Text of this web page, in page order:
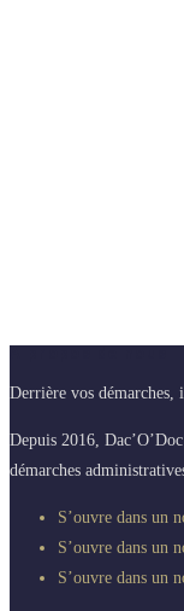
Derrière vos démarches,
Depuis 2016,
démarches
S’ouvre dans un
S’ouvre dans un
S’ouvre dans un